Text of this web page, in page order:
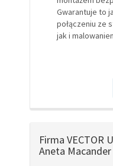
Gwarantuje to
połączeniu ze
jak i
Firma VECTOR
Aneta Macander